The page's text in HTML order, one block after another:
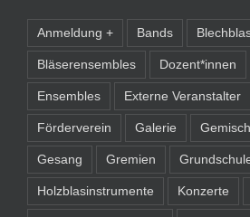
Anmeldung + Bands
Bläserensembles Dozent*innen
Ensembles Externe Veranstalter
Förderverein Galerie
Gesang Gremien
Holzblasinstrumente Konzerte